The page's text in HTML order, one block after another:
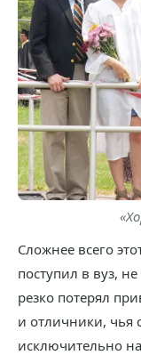
Сложнее всего
поступил в вуз,
резко потерял
и отличники, чья
исключительно